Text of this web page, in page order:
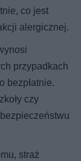
co jest
alergicznej.
przypadkach
bezpłatnie.
czy
straż